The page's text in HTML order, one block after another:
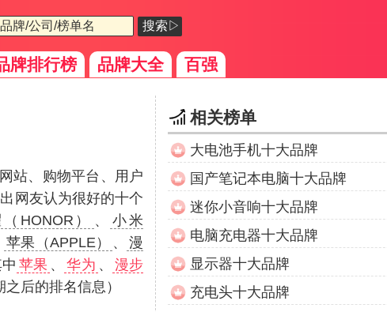
搜索▷
牌排行榜 品牌大全 百强
站、购物平台、用户
网友认为很好的十个
HONOR） 、
小米
苹果（APPLE） 、
漫
苹果 、 华为 、
漫步
后的排名信息）
相关榜单
大电池手机十大品牌
国产笔记本电脑十大品牌
迷你小音响十大品牌
电脑充电器十大品牌
显示器十大品牌
充电头十大品牌